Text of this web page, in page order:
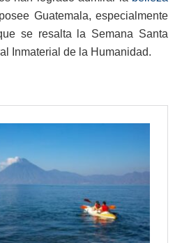
Guatemala, especialmente
se resalta la Semana Santa
Inmaterial de la Humanidad.